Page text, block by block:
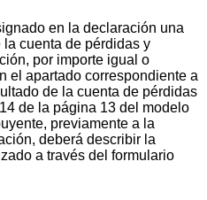
en la declaración una
cuenta de pérdidas y
por importe igual o
el apartado correspondiente a
de la cuenta de pérdidas
de la página 13 del modelo
previamente a la
deberá describir la
a través del formulario